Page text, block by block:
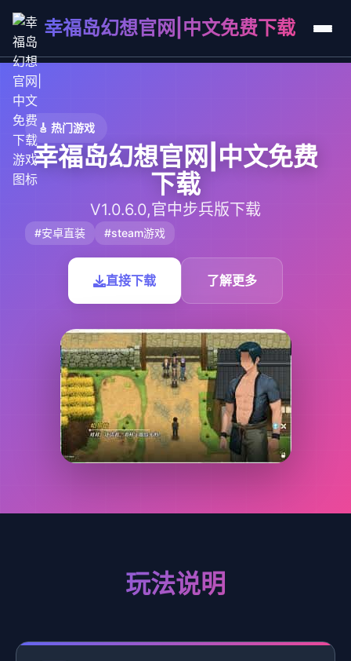
幸福岛幻想官网|中文免费下载
🎸 热门游戏
幸福岛幻想官网|中文免费
下载
V1.0.6.0,官中步兵版下载
#安卓直装 #steam游戏
直接下载 了解更多
玩法说明